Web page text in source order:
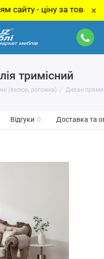
- ціну за товар ×
тримісний
(велюр, рогожка) Диван
Відгуки 0 Доставка та